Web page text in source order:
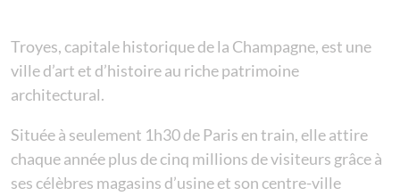
Troyes, capitale historique de la Champagne, est une
ville d’art et d’histoire au riche patrimoine
architectural.
Située à seulement 1h30 de Paris en train, elle attire
chaque année plus de cinq millions de visiteurs grâce à
ses célèbres magasins d’usine et son centre-ville